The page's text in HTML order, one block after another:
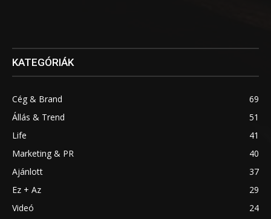
KATEGÓRIÁK
Cég & Brand
69
Állás & Trend
51
Life
41
Marketing & PR
40
Ajánlott
37
Ez + Az
29
Videó
24